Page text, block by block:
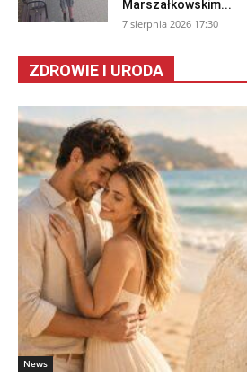
Marszałkowskim...
7 sierpnia 2026 17:30
ZDROWIE I URODA
News